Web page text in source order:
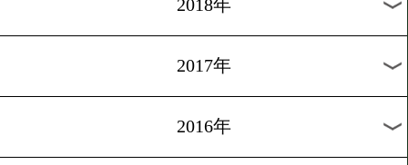
2025年
2024年